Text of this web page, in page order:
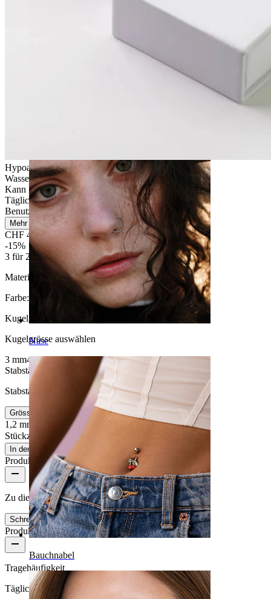
Nase
Bauchnabel
Hypoallergen
Wasserfest
Kann lebenslang halten
Tägliches Tragen
Benutzerfreundlich
Mehr lesen
CHF 4.25
CHF 5.00
-15%
3 für 2
Material:
Farbe:
Kugelgrösse
Kugelgrösse auswählen
3 mm4 mm2 mm5 mm
Stabstärke
Stabstärke auswählen
Grösseninfo
1,2 mm
Stückzahl: 1
Ändern
In den Warenkorb
Produktbewertungen
Zu diesem Produkt gibt es noch keine Bewertungen
Schreibe eine Bewertung
Produktqualität
Tragehäufigkeit
Tägliches Tragen